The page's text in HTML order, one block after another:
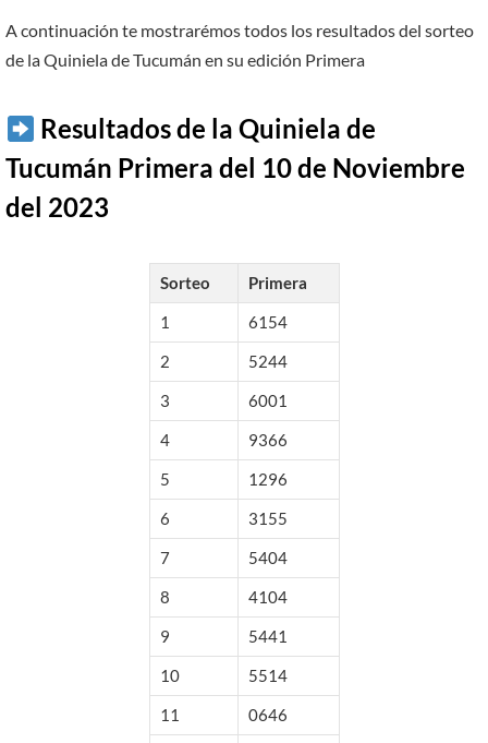
A continuación te mostrarémos todos los resultados del sorteo
de la Quiniela de Tucumán en su edición Primera
Resultados de la Quiniela de
Tucumán Primera del 10 de Noviembre
del 2023
Sorteo
Primera
1
6154
2
5244
3
6001
4
9366
5
1296
6
3155
7
5404
8
4104
9
5441
10
5514
11
0646